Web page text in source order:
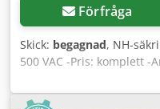
Förfråga
Skick: begagnad, NH-
500 VAC -Pris: komplett -